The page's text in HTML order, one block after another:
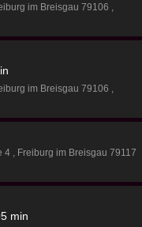
im Breisgau 79106
im Breisgau 79106
4
Freiburg im Breisgau 79117
min